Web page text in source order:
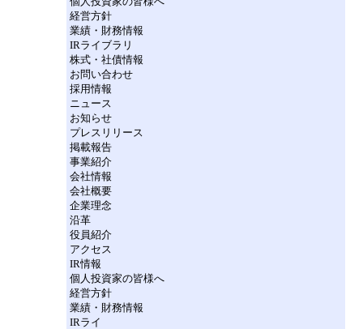
経営方針
業績・財務情報
IRライブラリ
株式・社債情報
お問い合わせ
採用情報
ニュース
お知らせ
プレスリリース
掲載報告
事業紹介
会社情報
会社概要
企業理念
沿革
役員紹介
アクセス
IR情報
個人投資家の皆様へ
経営方針
業績・財務情報
IRライ